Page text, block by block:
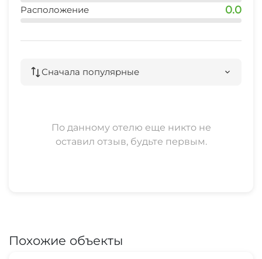
Расположение 0.0
Сначала популярные
По данному отелю еще никто не
оставил отзыв, будьте первым.
Похожие объекты